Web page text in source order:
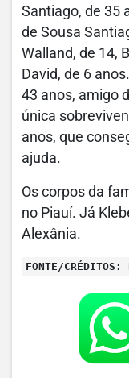
Santiago, de 35
de Sousa
Walland, de 14,
David, de 6
43 anos, amigo
única
anos, que
ajuda.
Os corpos da
no Piauí. Já
Alexânia.
FONTE/CRÉDITOS: